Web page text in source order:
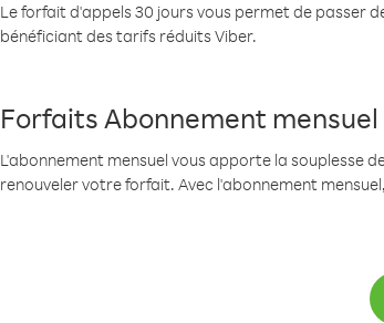
Le forfait d'appels 30 jours vous permet de passer
bénéficiant des tarifs réduits Viber.
Forfaits Abonnement mensuel
L'abonnement mensuel vous apporte la souplesse
renouveler votre forfait. Avec l'abonnement